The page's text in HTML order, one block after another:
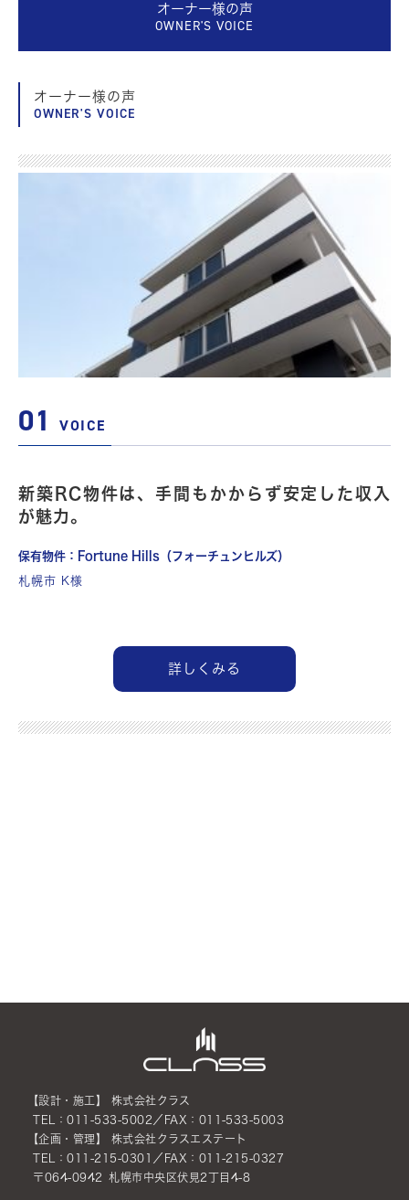
オーナー様の声
OWNER'S VOICE
オーナー様の声
OWNER'S VOICE
01 VOICE
新築RC物件は、手間もかからず安定した収入
が魅力。
保有物件：Fortune Hills（フォーチュンヒルズ）
札幌市 K様
詳しくみる
【設計・施工】 株式会社クラス
TEL：011-533-5002／FAX：011-533-5003
【企画・管理】 株式会社クラスエステート
TEL：011-215-0301／FAX：011-215-0327
〒064-0942 札幌市中央区伏見2丁目4-8